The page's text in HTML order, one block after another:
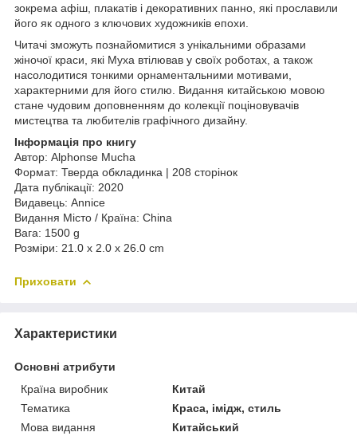
зокрема афіш, плакатів і декоративних панно, які прославили
його як одного з ключових художників епохи.
Читачі зможуть познайомитися з унікальними образами
жіночої краси, які Муха втілював у своїх роботах, а також
насолодитися тонкими орнаментальними мотивами,
характерними для його стилю. Видання китайською мовою
стане чудовим доповненням до колекції поціновувачів
мистецтва та любителів графічного дизайну.
Інформація про книгу
Автор: Alphonse Mucha
Формат: Тверда обкладинка | 208 сторінок
Дата публікації: 2020
Видавець: Annice
Видання Місто / Країна: China
Вага: 1500 g
Розміри: 21.0 x 2.0 x 26.0 cm
Приховати
Характеристики
Основні атрибути
Країна виробник
Китай
Тематика
Краса, імідж, стиль
Мова видання
Китайський